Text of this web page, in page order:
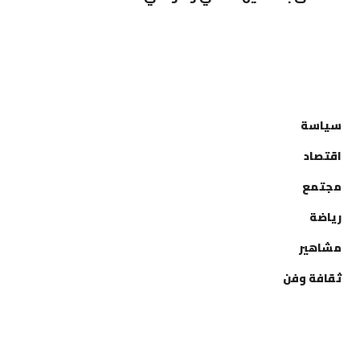
سياسة
اقتصاد
مجتمع
رياضة
مشاهير
ثقافة وفن